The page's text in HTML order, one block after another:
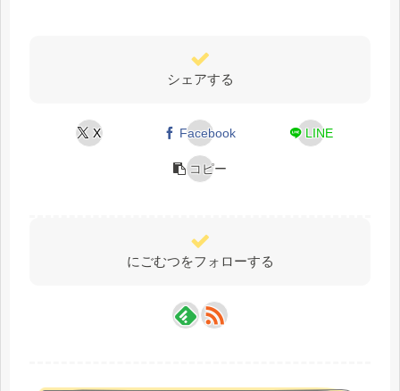
シェアする
X Facebook LINE
コピー
にごむつをフォローする